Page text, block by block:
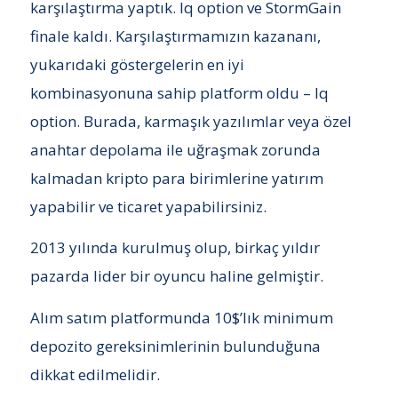
karşılaştırma yaptık. Iq option ve StormGain
finale kaldı. Karşılaştırmamızın kazananı,
yukarıdaki göstergelerin en iyi
kombinasyonuna sahip platform oldu – Iq
option. Burada, karmaşık yazılımlar veya özel
anahtar depolama ile uğraşmak zorunda
kalmadan kripto para birimlerine yatırım
yapabilir ve ticaret yapabilirsiniz.
2013 yılında kurulmuş olup, birkaç yıldır
pazarda lider bir oyuncu haline gelmiştir.
Alım satım platformunda 10$’lık minimum
depozito gereksinimlerinin bulunduğuna
dikkat edilmelidir.